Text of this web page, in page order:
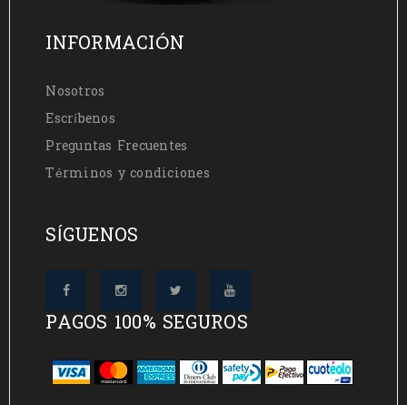
INFORMACIÓN
Nosotros
Escríbenos
Preguntas Frecuentes
Términos y condiciones
SÍGUENOS
PAGOS 100% SEGUROS